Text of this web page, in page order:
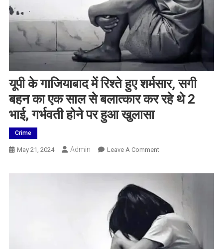
यूपी के गाजियाबाद में रिश्ते हुए शर्मसार, सगी
बहन का एक साल से बलात्कार कर रहे थे 2
भाई, गर्भवती होने पर हुआ खुलासा
Crime
May 21, 2024 Admin Leave A CommentOn
के
में
रिश्ते
हुए
शर्मसार,
सगी